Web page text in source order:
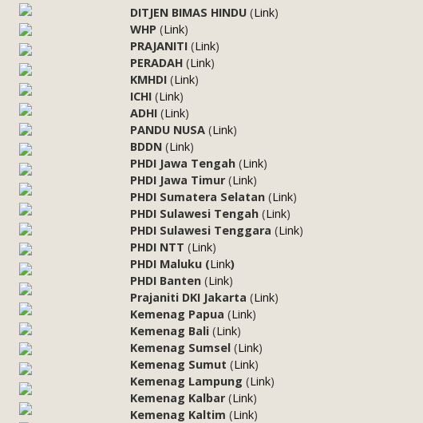
DITJEN BIMAS HINDU (Link)
WHP (Link)
PRAJANITI (Link)
PERADAH (Link)
KMHDI (Link)
ICHI (Link)
ADHI (Link)
PANDU NUSA (Link)
BDDN (Link)
PHDI Jawa Tengah (Link)
PHDI Jawa Timur (Link)
PHDI Sumatera Selatan (Link)
PHDI Sulawesi Tengah (Link)
PHDI Sulawesi Tenggara (Link)
PHDI NTT (Link)
PHDI Maluku (Link)
PHDI Banten (Link)
Prajaniti DKI Jakarta (Link)
Kemenag Papua (Link)
Kemenag Bali (Link)
Kemenag Sumsel (Link)
Kemenag Sumut (Link)
Kemenag Lampung (Link)
Kemenag Kalbar (Link)
Kemenag Kaltim (Link)